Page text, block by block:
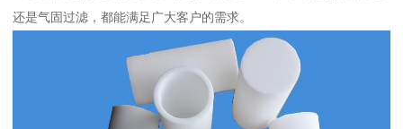
还是气固过滤，都能满足广大客户的需求。